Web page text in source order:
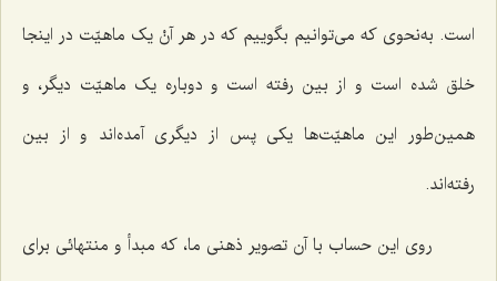
است. به‌نحوی که می‌توانیم بگوییم که در هر آنْ یک ماهیّت در اینجا
خلق شده است و از بین رفته است و دوباره یک ماهیّت دیگر، و
همین‌طور این ماهیّت‌ها یکی پس از دیگری آمده‌اند و از بین
رفته‌اند.
روی این حساب با آن تصویر ذهنی ما، که مبدأ و منتهائی برای